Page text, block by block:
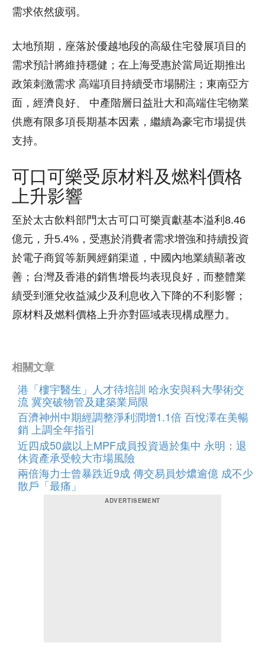
需求依然疲弱。
太地預期，座落於優越地段的高級住宅發展項目的
需求預計將維持穩健；在上海受惠於當局近期推出
政策刺激需求 高端項目持續受市場關注；東南亞方
面，經濟良好、 中產階層日益壯大和高端住宅物業
供應有限多項長期基本因素，繼續為豪宅市場提供
支持。
可口可樂受原材料及燃料價格
上升影響
至於太古飲料部門太古可口可樂貢獻基本溢利8.46
億元，升5.4%，受惠於消費者需求增強和持續投資
於電子商貿等新興經銷渠道，中國內地業績顯著改
善；台灣及香港的銷售增長均表現良好，而整體業
績受到滙兌收益減少及利息收入下降的不利影響；
原材料及燃料價格上升亦對區域表現構成壓力。
相關文章
港「樓宇醫生」人才待培訓 哈永安與科大學術交
流 冀突破物管及建築業局限
百濟神州中期經調整淨利潤增1.1倍 百悅澤在美暢
銷 上調全年指引
近四成50歲以上MPF成員投資過於集中 永明：退
休資產承受較大市場風險
兩倍海力士曾暴跌近9成 傳交易員炒燶逾億 成不少
散戶「最痛」